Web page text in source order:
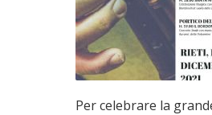
Per celebrare la